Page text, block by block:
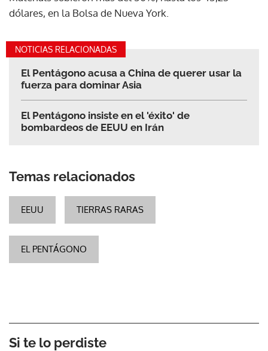
dólares, en la Bolsa de Nueva York.
NOTICIAS RELACIONADAS
El Pentágono acusa a China de querer usar la
fuerza para dominar Asia
El Pentágono insiste en el 'éxito' de
bombardeos de EEUU en Irán
Temas relacionados
EEUU TIERRAS RARAS
EL PENTÁGONO
Si te lo perdiste